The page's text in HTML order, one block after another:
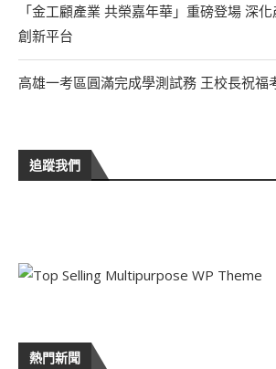
「金工顧產業 共榮嘉年華」重磅登場 深
創新平台
高雄一考區圓滿完成學測試務 王校長祝福
追蹤我們
熱門新聞